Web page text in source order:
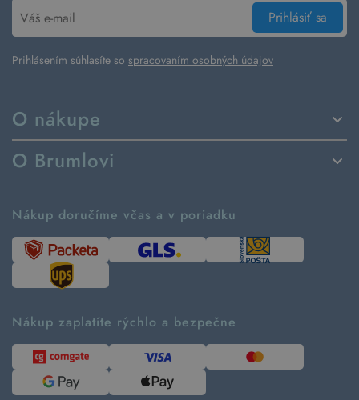
O nákupe
Spôsoby dodania a platby
Vrátenie tovaru a reklamácia
Návod ako nakupovať
Tabuľka veľkostí
Predávané značky
Kontakt
O Brumlovi
Ako tvoríme second hand
Časté otázky
Kde pomáhame
Udržateľnosť
Blog
Pre médiá
Prihlásiť sa
Prihlásením súhlasíte so spracovaním osobných údajov
Nákup doručíme včas a v poriadku
Nákup zaplatíte rýchlo a bezpečne